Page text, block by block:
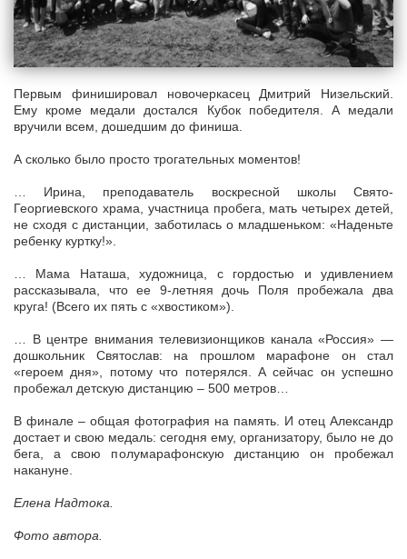
Первым финишировал новочеркасец Дмитрий Низельский.
Ему кроме медали достался Кубок победителя. А медали
вручили всем, дошедшим до финиша.
А сколько было просто трогательных моментов!
… Ирина, преподаватель воскресной школы Свято-
Георгиевского храма, участница пробега, мать четырех детей,
не сходя с дистанции, заботилась о младшеньком: «Наденьте
ребенку куртку!».
… Мама Наташа, художница, с гордостью и удивлением
рассказывала, что ее 9-летняя дочь Поля пробежала два
круга! (Всего их пять с «хвостиком»).
… В центре внимания телевизионщиков канала «Россия» —
дошкольник Святослав: на прошлом марафоне он стал
«героем дня», потому что потерялся. А сейчас он успешно
пробежал детскую дистанцию – 500 метров…
В финале – общая фотография на память. И отец Александр
достает и свою медаль: сегодня ему, организатору, было не до
бега, а свою полумарафонскую дистанцию он пробежал
накануне.
Елена Надтока.
Фото автора.